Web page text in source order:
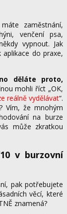
zaměstnání,
venčení psa,
vypnout. Jak
do praxe,
děláte proto,
mohli říct „OK,
reálně vydělávat“.
Vím, že mnohým
na burze
může zkratkou
v burzovní
pak potřebujete
věcí, které
znamená?